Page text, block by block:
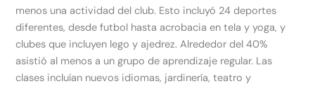
menos una actividad del club. Esto incluyó 24 deportes
diferentes, desde futbol hasta acrobacia en tela y yoga, y
clubes que incluyen lego y ajedrez. Alrededor del 40%
asistió al menos a un grupo de aprendizaje regular. Las
clases incluían nuevos idiomas, jardinería, teatro y